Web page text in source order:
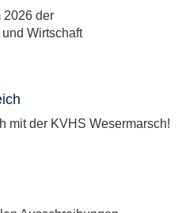
2026 der
Wirtschaft
mit der KVHS Wesermarsch!